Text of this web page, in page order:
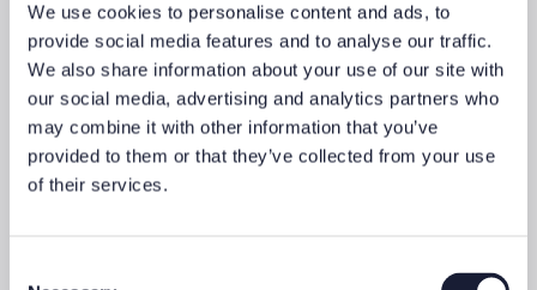
We use cookies to personalise content and ads, to
provide social media features and to analyse our traffic.
We also share information about your use of our site with
our social media, advertising and analytics partners who
may combine it with other information that you’ve
provided to them or that they’ve collected from your use
of their services.
Du denkst über die spätere Berufswahl nach? Absolviere ein
Praktikum bei uns. Während dieses mindestens drei- bis rund
sechsmonatigen Programms erhältst du einen Einblick in die
Finanzwelt und den Arbeitsalltag bei First Advisory.